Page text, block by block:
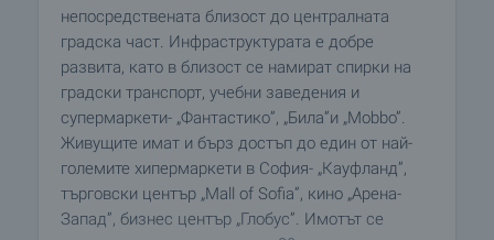
непосредствената близост до централната
градска част. Инфраструктурата е добре
развита, като в близост се намират спирки на
градски транспорт, учебни заведения и
супермаркети- „Фантастико”, „Била”и „Mobbo”.
Живущите имат и бърз достъп до един от най-
големите хипермаркети в София- „Кауфланд”,
търговски център „Mall of Sofia”, кино „Арена-
Запад”, бизнес център „Глобус”. Имотът се